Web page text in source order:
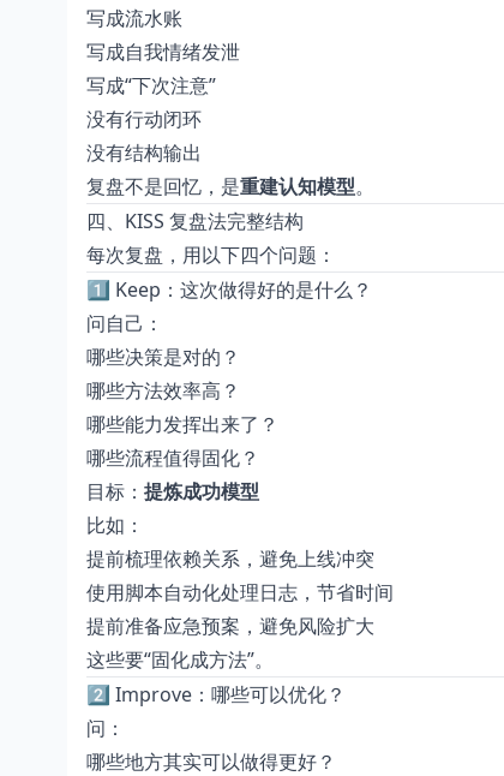
写成流水账
写成自我情绪发泄
写成“下次注意”
没有行动闭环
没有结构输出
复盘不是回忆，是重建认知模型。
四、KISS 复盘法完整结构
每次复盘，用以下四个问题：
1️⃣ Keep：这次做得好的是什么？
问自己：
哪些决策是对的？
哪些方法效率高？
哪些能力发挥出来了？
哪些流程值得固化？
目标： 提炼成功模型
比如：
提前梳理依赖关系，避免上线冲突
使用脚本自动化处理日志，节省时间
提前准备应急预案，避免风险扩大
这些要“固化成方法”。
2️⃣ Improve：哪些可以优化？
问：
哪些地方其实可以做得更好？